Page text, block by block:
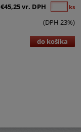
€45,25 vr. DPH ks
(DPH 23%)
do košíka